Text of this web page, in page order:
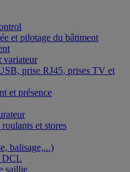
et pilotage du bâtiment
variateur
prise RJ45, prises TV et
et présence
et stores
balisage,...)
DCL
saillie